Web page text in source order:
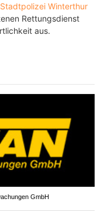
Winterthur
Rettungsdienst
aus.
GmbH